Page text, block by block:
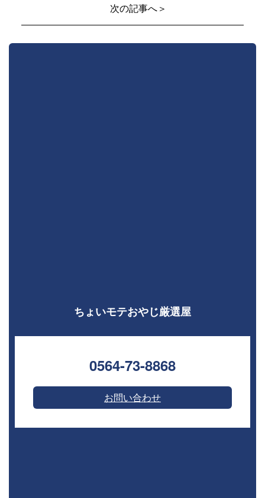
次の記事へ＞
ちょいモテおやじ厳選屋
0564-73-8868⁣
お問い合わせ